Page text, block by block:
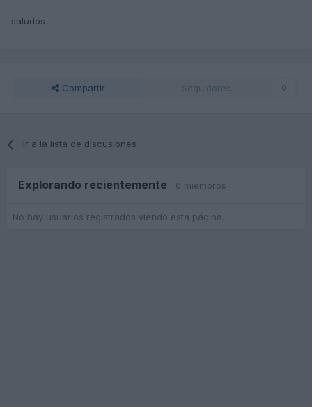
saludos
Compartir Seguidores 0
Ir a la lista de discusiones
Explorando recientemente 0 miembros
No hay usuarios registrados viendo esta página.